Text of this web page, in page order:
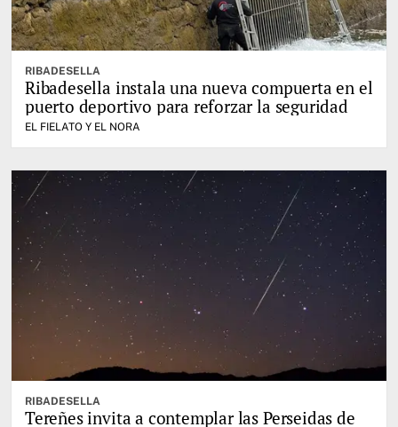
RIBADESELLA
Ribadesella instala una nueva compuerta en el
puerto deportivo para reforzar la seguridad
EL FIELATO Y EL NORA
RIBADESELLA
Tereñes invita a contemplar las Perseidas de